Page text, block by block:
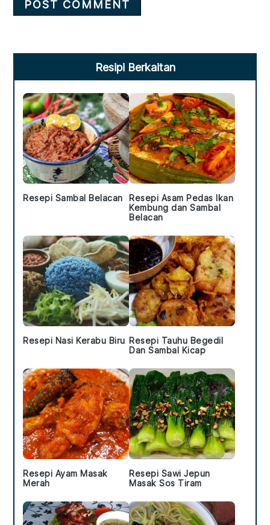
Sidebar
Resipi Berkaitan
Resepi Sambal Belacan
Resepi Asam Pedas Ikan
Kembung dan Sambal
Belacan
Resepi Nasi Kerabu Biru Resepi Tauhu Begedil
Dan Sambal Kicap
Resepi Ayam Masak
Merah
Resepi Sawi Jepun
Masak Sos Tiram